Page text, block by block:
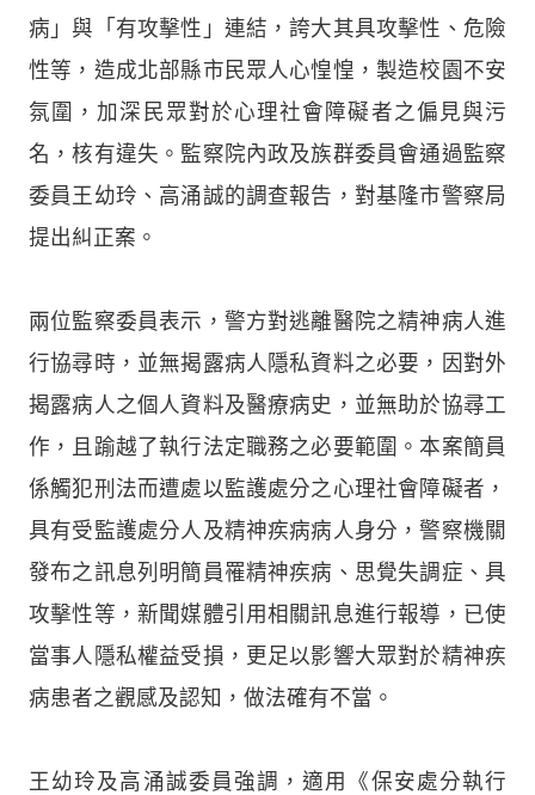
病」與「有攻擊性」連結，誇大其具攻擊性、危險
性等，造成北部縣市民眾人心惶惶，製造校園不安
氛圍，加深民眾對於心理社會障礙者之偏見與污
名，核有違失。監察院內政及族群委員會通過監察
委員王幼玲、高涌誠的調查報告，對基隆市警察局
提出糾正案。
兩位監察委員表示，警方對逃離醫院之精神病人進
行協尋時，並無揭露病人隱私資料之必要，因對外
揭露病人之個人資料及醫療病史，並無助於協尋工
作，且踰越了執行法定職務之必要範圍。本案簡員
係觸犯刑法而遭處以監護處分之心理社會障礙者，
具有受監護處分人及精神疾病病人身分，警察機關
發布之訊息列明簡員罹精神疾病、思覺失調症、具
攻擊性等，新聞媒體引用相關訊息進行報導，已使
當事人隱私權益受損，更足以影響大眾對於精神疾
病患者之觀感及認知，做法確有不當。
王幼玲及高涌誠委員強調，適用《保安處分執行